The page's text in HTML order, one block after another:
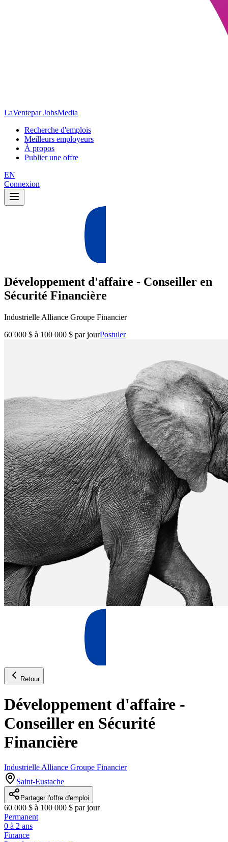
LaVentepar JobsMedia
Recherche d'emplois
Meilleurs employeurs
À propos
Publier une offre
EN
Connexion
Développement d'affaire - Conseiller en
Sécurité Financière
Industrielle Alliance Groupe Financier
60 000 $ à 100 000 $ par jourPostuler
Retour
Développement d'affaire -
Conseiller en Sécurité
Financière
Industrielle Alliance Groupe Financier
Saint-Eustache
Partager l'offre d'emploi
60 000 $ à 100 000 $ par jour
Permanent
0 à 2 ans
Finance